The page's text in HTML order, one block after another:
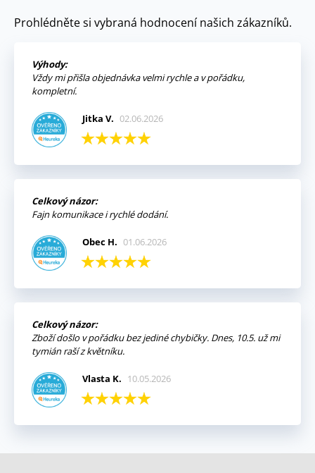
Prohlédněte si vybraná hodnocení našich zákazníků.
Výhody:
Vždy mi přišla objednávka velmi rychle a v pořádku,
kompletní.
Jitka V. 02.06.2026
Celkový názor:
Fajn komunikace i rychlé dodání.
Obec H. 01.06.2026
Celkový názor:
Zboží došlo v pořádku bez jediné chybičky. Dnes, 10.5. už mi
tymián raší z květníku.
Vlasta K. 10.05.2026